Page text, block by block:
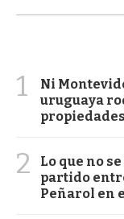
1
Ni
uruguaya
2
Lo que no
partido
Peñarol en